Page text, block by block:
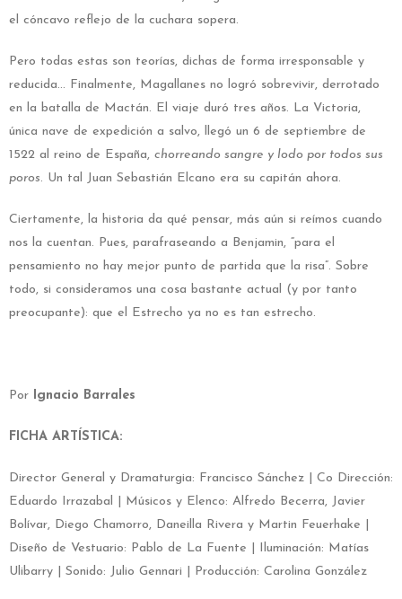
el cóncavo reflejo de la cuchara sopera.
Pero todas estas son teorías, dichas de forma irresponsable y
reducida… Finalmente, Magallanes no logró sobrevivir, derrotado
en la batalla de Mactán. El viaje duró tres años. La Victoria,
única nave de expedición a salvo, llegó un 6 de septiembre de
1522 al reino de España, chorreando sangre y lodo por todos sus
poros. Un tal Juan Sebastián Elcano era su capitán ahora.
Ciertamente, la historia da qué pensar, más aún si reímos cuando
nos la cuentan. Pues, parafraseando a Benjamin, “para el
pensamiento no hay mejor punto de partida que la risa”. Sobre
todo, si consideramos una cosa bastante actual (y por tanto
preocupante): que el Estrecho ya no es tan estrecho.
Por Ignacio Barrales
FICHA ARTÍSTICA:
Director General y Dramaturgia: Francisco Sánchez | Co Dirección:
Eduardo Irrazabal | Músicos y Elenco: Alfredo Becerra, Javier
Bolívar, Diego Chamorro, Daneilla Rivera y Martin Feuerhake |
Diseño de Vestuario: Pablo de La Fuente | Iluminación: Matías
Ulibarry | Sonido: Julio Gennari | Producción: Carolina González